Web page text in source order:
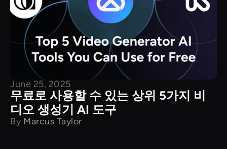
June 25, 2025
무료로 사용할 수 있는 상위 5가지 비
디오 생성기 AI 도구
By Marcus Taylor